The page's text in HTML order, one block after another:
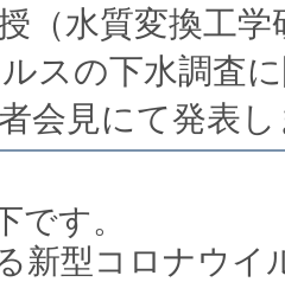
（水質変換工
スの下水調査
会見にて発表
です。
新型コロナウイ